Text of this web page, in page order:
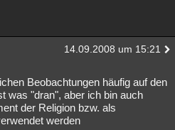
14.09.2008 um 15:21
Beobachtungen häufig auf den
was "dran", aber ich bin auch
der Religion bzw. als
werden